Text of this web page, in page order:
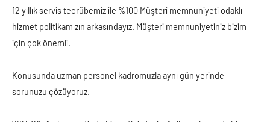
12 yıllık servis tecrübemiz ile %100 Müşteri memnuniyeti odaklı
hizmet politikamızın arkasındayız. Müşteri memnuniyetiniz bizim
için çok önemli.
Konusunda uzman personel kadromuzla aynı gün yerinde
sorunuzu çözüyoruz.